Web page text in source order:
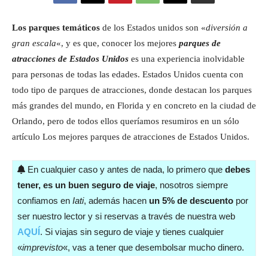
Los parques temáticos de los Estados unidos son «diversión a
gran escala«, y es que, conocer los mejores parques de
atracciones de Estados Unidos es una experiencia inolvidable
para personas de todas las edades. Estados Unidos cuenta con
todo tipo de parques de atracciones, donde destacan los parques
más grandes del mundo, en Florida y en concreto en la ciudad de
Orlando, pero de todos ellos queríamos resumiros en un sólo
artículo Los mejores parques de atracciones de Estados Unidos.
En cualquier caso y antes de nada, lo primero quedebes
tener, es un buen seguro de viaje, nosotros siempre
confiamos en Iati, además hacen un 5% de descuento por
ser nuestro lector y si reservas a través de nuestra web
AQUÍ. Si viajas sin seguro de viaje y tienes cualquier
«imprevisto«, vas a tener que desembolsar mucho dinero.